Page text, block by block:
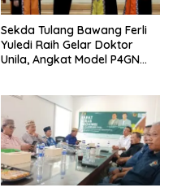
Sekda Tulang Bawang Ferli
Yuledi Raih Gelar Doktor
Unila, Angkat Model P4GN